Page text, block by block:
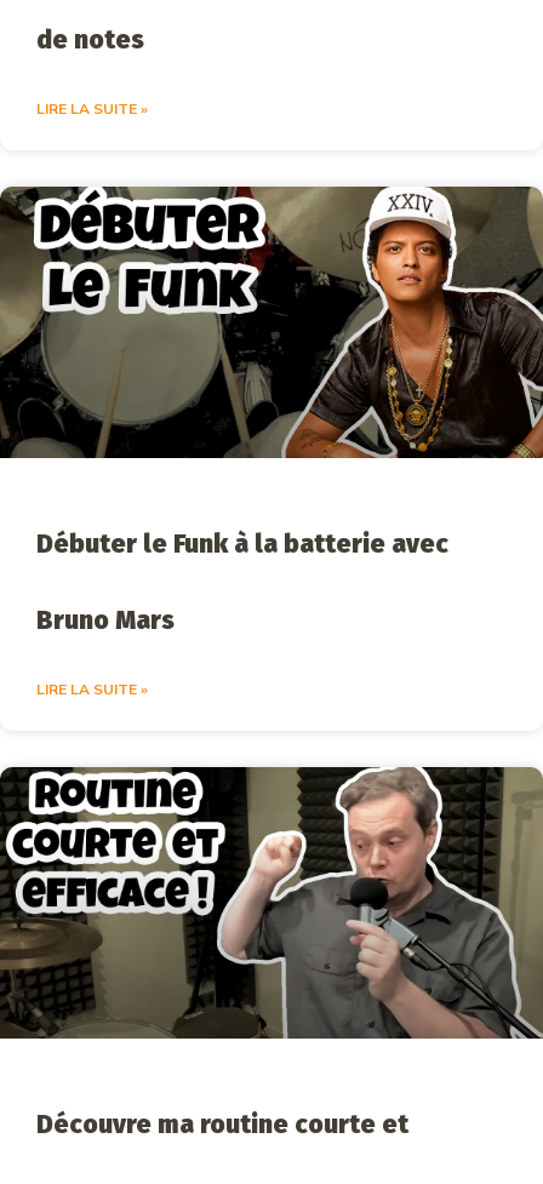
de notes
LIRE LA SUITE »
Débuter le Funk à la batterie avec
Bruno Mars
LIRE LA SUITE »
Découvre ma routine courte et